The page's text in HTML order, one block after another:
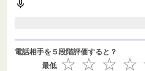
電話相手を５段階評価すると？
最低